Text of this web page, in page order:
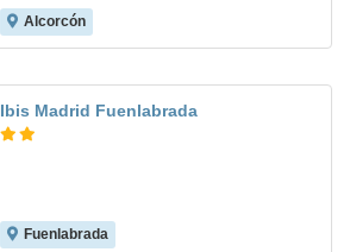
Alcorcón
Ibis Madrid Fuenlabrada
Fuenlabrada